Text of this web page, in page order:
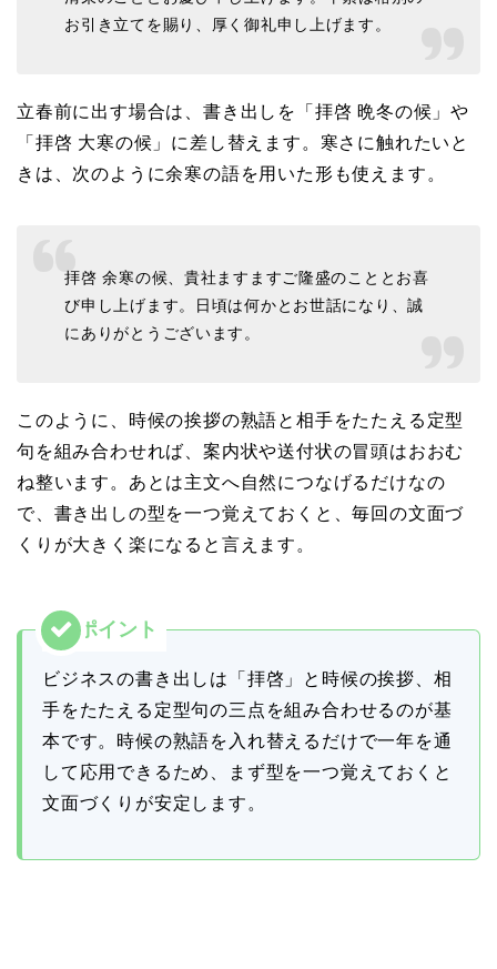
お引き立てを賜り、厚く御礼申し上げます。
立春前に出す場合は、書き出しを「拝啓 晩冬の候」や
「拝啓 大寒の候」に差し替えます。寒さに触れたいと
きは、次のように余寒の語を用いた形も使えます。
拝啓 余寒の候、貴社ますますご隆盛のこととお喜
び申し上げます。日頃は何かとお世話になり、誠
にありがとうございます。
このように、時候の挨拶の熟語と相手をたたえる定型
句を組み合わせれば、案内状や送付状の冒頭はおおむ
ね整います。あとは主文へ自然につなげるだけなの
で、書き出しの型を一つ覚えておくと、毎回の文面づ
くりが大きく楽になると言えます。
ビジネスの書き出しは「拝啓」と時候の挨拶、相
手をたたえる定型句の三点を組み合わせるのが基
本です。時候の熟語を入れ替えるだけで一年を通
して応用できるため、まず型を一つ覚えておくと
文面づくりが安定します。